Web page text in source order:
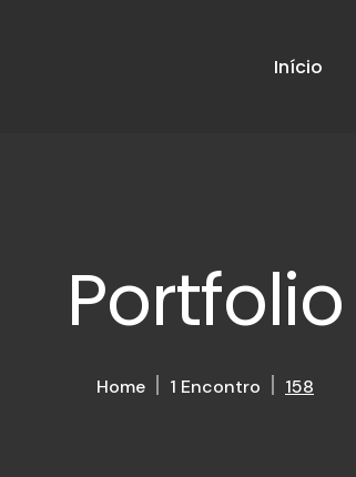
Início
Portfolio
Home 1 Encontro 158